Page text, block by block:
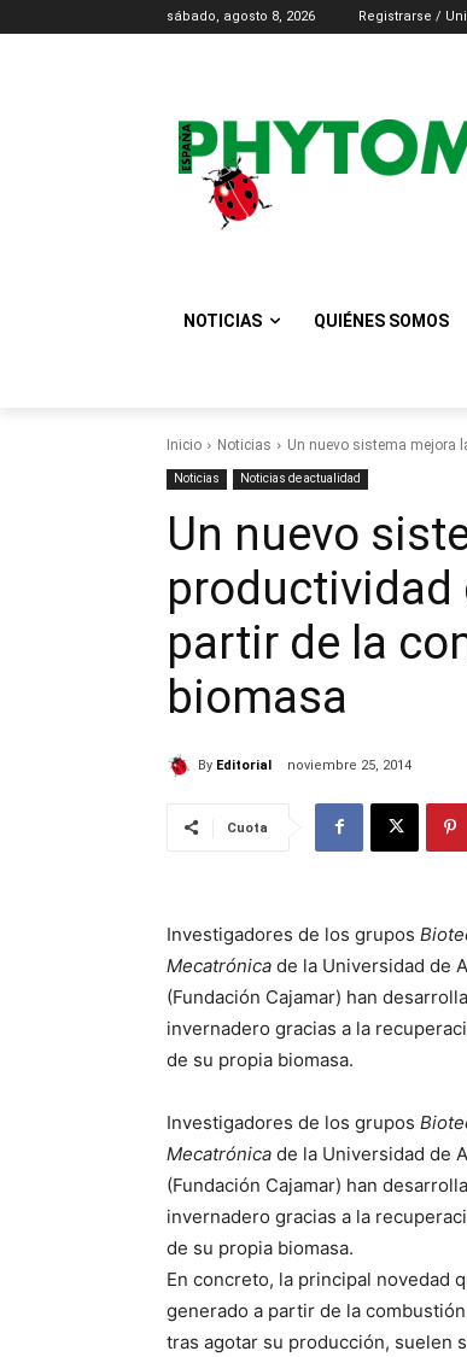
sábado, agosto 8, 2026 Registrarse /
NOTICIAS QUIÉNES SOMOS
Inicio Noticias Un nuevo sistema mejora
Noticias Noticias de actualidad
Un nuevo
productividad
partir de la
biomasa
By Editorial noviembre 25, 2014
Cuota
Investigadores de los grupos
Mecatrónica de la Universidad de
(Fundación Cajamar) han
invernadero gracias a la
de su propia biomasa.
Investigadores de los grupos
Mecatrónica de la Universidad de
(Fundación Cajamar) han
invernadero gracias a la
de su propia biomasa.
En concreto, la principal novedad
generado a partir de la
tras agotar su producción, suelen